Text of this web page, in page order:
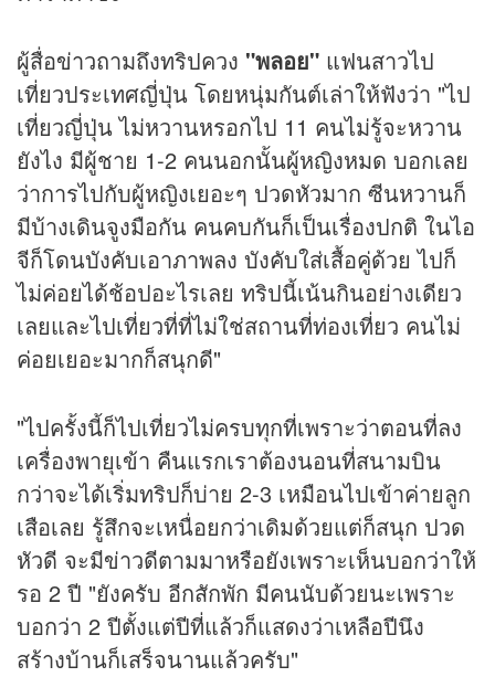
ผู้สื่อข่าวถามถึงทริปควง "พลอย" แฟนสาวไป
เที่ยวประเทศญี่ปุ่น โดยหนุ่มกันต์เล่าให้ฟังว่า "ไป
เที่ยวญี่ปุ่น ไม่หวานหรอกไป 11 คนไม่รู้จะหวาน
ยังไง มีผู้ชาย 1-2 คนนอกนั้นผู้หญิงหมด บอกเลย
ว่าการไปกับผู้หญิงเยอะๆ ปวดหัวมาก ซีนหวานก็
มีบ้างเดินจูงมือกัน คนคบกันก็เป็นเรื่องปกติ ในไอ
จีก็โดนบังคับเอาภาพลง บังคับใส่เสื้อคู่ด้วย ไปก็
ไม่ค่อยได้ช้อปอะไรเลย ทริปนี้เน้นกินอย่างเดียว
เลยและไปเที่ยวที่ที่ไม่ใช่สถานที่ท่องเที่ยว คนไม่
ค่อยเยอะมากก็สนุกดี"
"ไปครั้งนี้ก็ไปเที่ยวไม่ครบทุกที่เพราะว่าตอนที่ลง
เครื่องพายุเข้า คืนแรกเราต้องนอนที่สนามบิน
กว่าจะได้เริ่มทริปก็บ่าย 2-3 เหมือนไปเข้าค่ายลูก
เสือเลย รู้สึกจะเหนื่อยกว่าเดิมด้วยแต่ก็สนุก ปวด
หัวดี จะมีข่าวดีตามมาหรือยังเพราะเห็นบอกว่าให้
รอ 2 ปี "ยังครับ อีกสักพัก มีคนนับด้วยนะเพราะ
บอกว่า 2 ปีตั้งแต่ปีที่แล้วก็แสดงว่าเหลือปีนึง
สร้างบ้านก็เสร็จนานแล้วครับ"